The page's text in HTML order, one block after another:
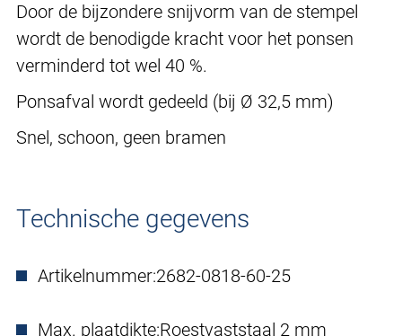
Door de bijzondere snijvorm van de stempel
wordt de benodigde kracht voor het ponsen
verminderd tot wel 40 %.
Ponsafval wordt gedeeld (bij Ø 32,5 mm)
Snel, schoon, geen bramen
Technische gegevens
Artikelnummer:2682-0818-60-25
Max. plaatdikte:Roestvaststaal 2 mm